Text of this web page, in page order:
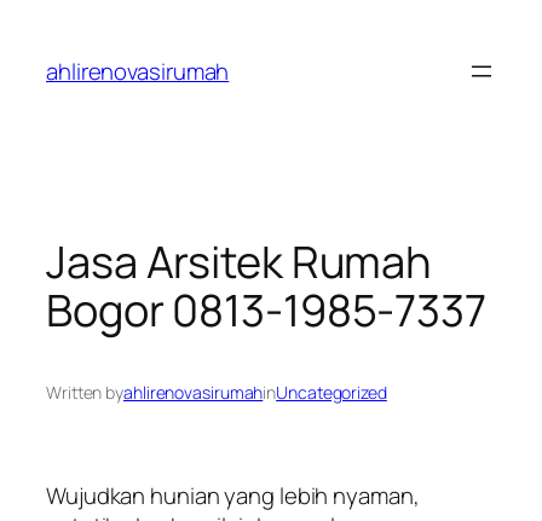
content
ahlirenovasirumah
Jasa Arsitek Rumah
Bogor 0813-1985-7337
Written byahlirenovasirumahinUncategorized
Wujudkan hunian yang lebih nyaman,